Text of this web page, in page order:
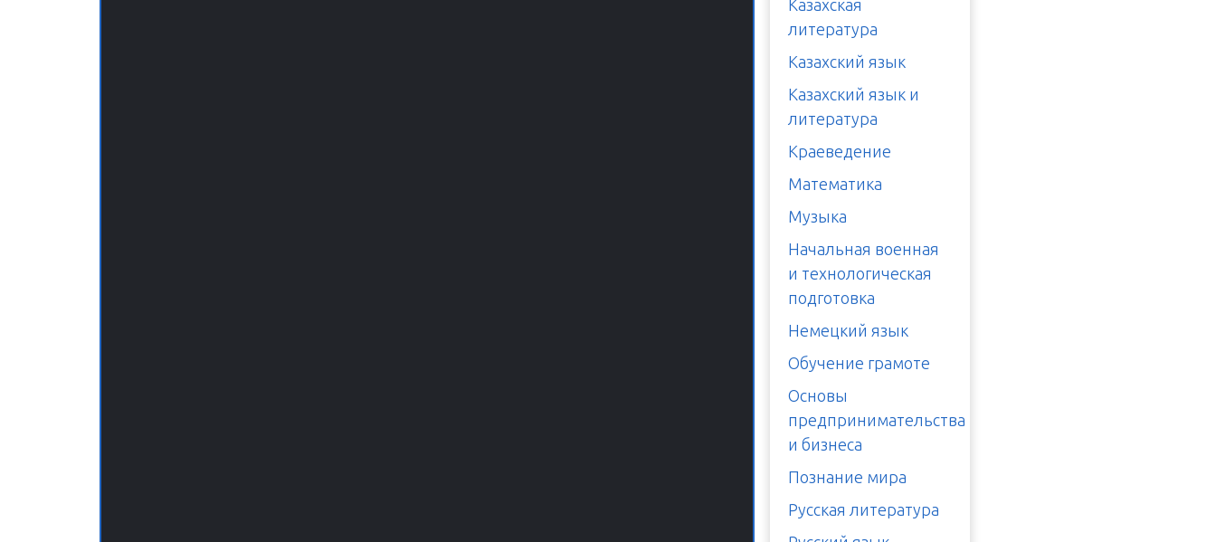
Казахская
литература
Казахский язык
Казахский язык и
литература
Краеведение
Математика
Музыка
Начальная военная
и технологическая
подготовка
Немецкий язык
Обучение грамоте
Основы
предпринимательства
и бизнеса
Познание мира
Русская литература